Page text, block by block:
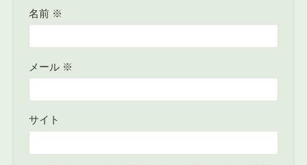
名前 ※
メール ※
サイト